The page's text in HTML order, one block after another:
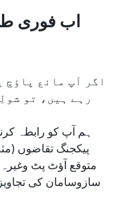
اب فوری
اگر آپ مائع پاؤچ
رہے ہیں، تو
ہم آپ کو رابطہ
پیکجنگ تقاضوں
متوقع آؤٹ پٹ
سازوسامان کی